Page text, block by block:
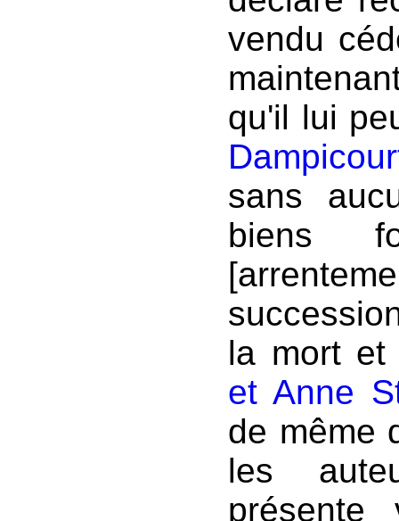
vendu
qu'il lui
sans
biens
la mort
et Anne
de même
les